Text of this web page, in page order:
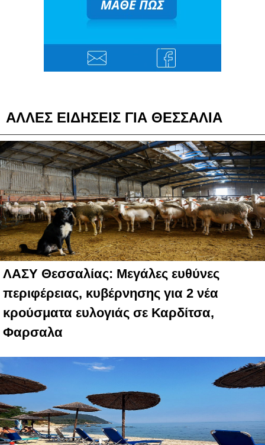
ΑΛΛΕΣ ΕΙΔΗΣΕΙΣ ΓΙΑ ΘΕΣΣΑΛΙΑ
ΛΑΣΥ Θεσσαλίας: Μεγάλες ευθύνες
περιφέρειας, κυβέρνησης για 2 νέα
κρούσματα ευλογιάς σε Καρδίτσα,
Φαρσαλα